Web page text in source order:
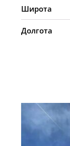
Широта
Долгота